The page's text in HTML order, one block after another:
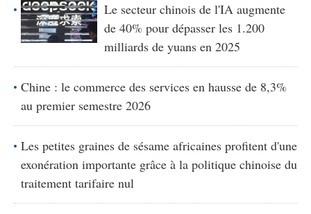
Le secteur chinois de l'IA augmente
de 40% pour dépasser les 1.200
milliards de yuans en 2025
Chine : le commerce des services en hausse de 8,3%
au premier semestre 2026
Les petites graines de sésame africaines profitent d'une
exonération importante grâce à la politique chinoise du
traitement tarifaire nul